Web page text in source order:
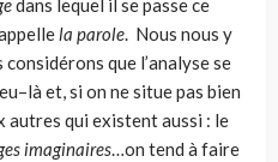
dans lequel il se passe ce
la parole. Nous nous y
que l’analyse se
et, si on ne situe pas bien
qui existent aussi : le
imaginaires…on tend à faire